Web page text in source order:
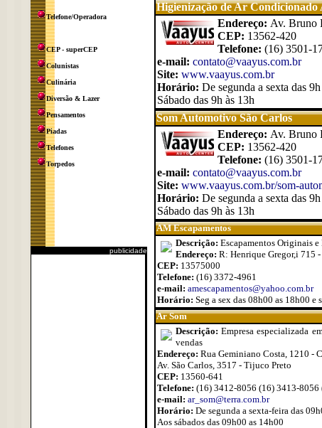
Telefone/Operadora
CEP - superCEP
Colunistas
Culinária
Diversão & Lazer
Pensamentos
Piadas
Telefones
Torpedos
publicidade
Higienização de Ar Condicionado
Endereço: Av. Bruno
CEP: 13562-420
Telefone: (16) 3501-
e-mail: contato@vaayus.com.br
Site: www.vaayus.com.br
Horário: De segunda a sexta das
Sábado das 9h às 13h
Som Automotivo São Carlos
Endereço: Av. Bruno
CEP: 13562-420
Telefone: (16) 3501-
e-mail: contato@vaayus.com.br
Site: www.vaayus.com.br/som-
Horário: De segunda a sexta das
Sábado das 9h às 13h
AM Escapamentos
Descrição: Escapamentos Originais e
Endereço: R: Henrique Gregor,i 715
CEP: 13575000
Telefone: (16) 3372-4961
e-mail: amescapamentos@yahoo.com.br
Horário: Seg a sex das 08h00 as 18h00 e
Ar Som
Descrição: Empresa especializada
vendas
Endereço: Rua Geminiano Costa, 1210 -
Av. São Carlos, 3517 - Tijuco Preto
CEP: 13560-641
Telefone: (16) 3412-8056 (16) 3413-
e-mail: ar_som@terra.com.br
Horário: De segunda a sexta-feira das
Aos sábados das 09h00 as 14h00